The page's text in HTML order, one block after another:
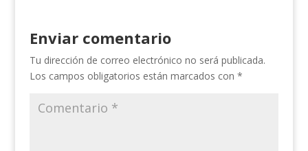
Enviar comentario
Tu dirección de correo electrónico no será publicada.
Los campos obligatorios están marcados con *